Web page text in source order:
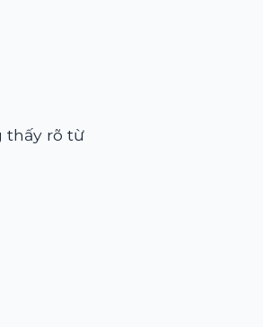
thấy rõ từ